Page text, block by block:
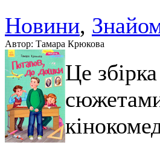
Новини,
Автор: Тамара Крюкова
Це